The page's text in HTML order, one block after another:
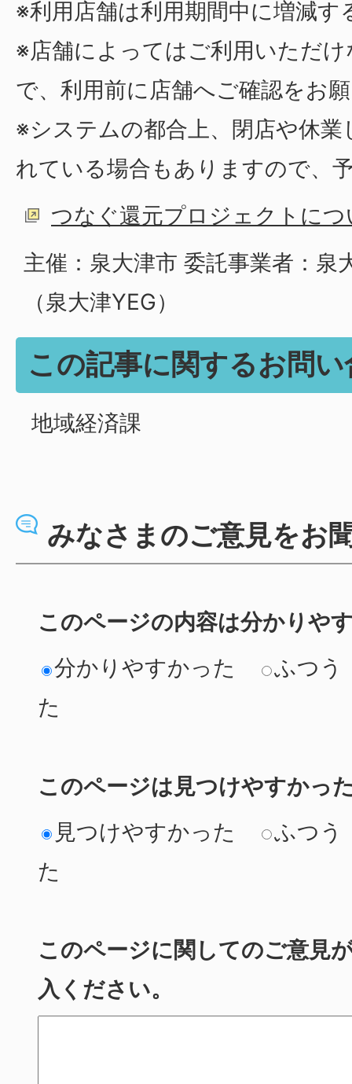
※利用店舗は利用期間中に増減
※店舗によってはご利用いただ
で、利用前に店舗へご確認をお
※システムの都合上、閉店や休
れている場合もありますので、
つなぐ還元プロジェクトに
主催：泉大津市 委託事業者：泉
（泉大津YEG）
この記事に関するお問
地域経済課
みなさまのご意見をお
このページの内容は分かりや
分かりやすかった
ふつう
た
このページは見つけやすかっ
見つけやすかった
ふつう
た
このページに関してのご意見
入ください。